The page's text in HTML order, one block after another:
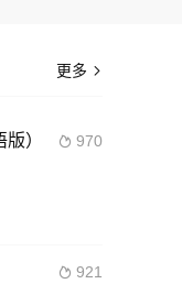
更多 
 970
）
 921